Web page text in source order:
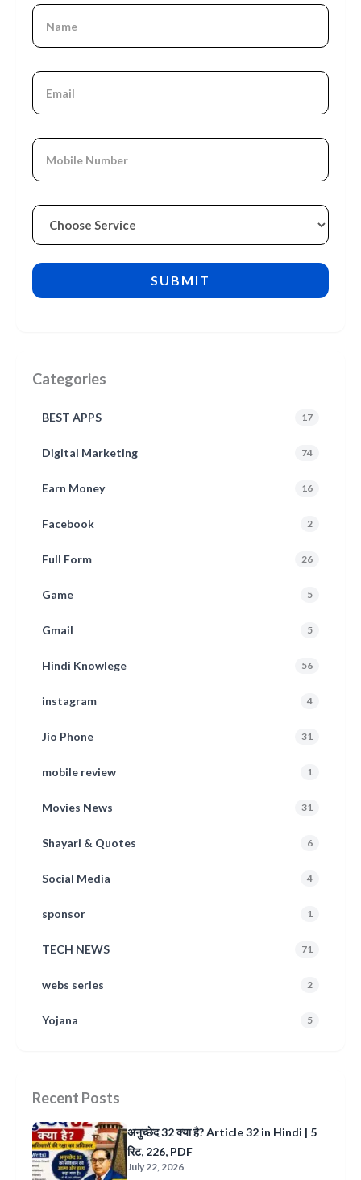
Categories
BEST APPS 17
Digital Marketing 74
Earn Money 16
Facebook 2
Full Form 26
Game 5
Gmail 5
Hindi Knowlege 56
instagram 4
Jio Phone 31
mobile review 1
Movies News 31
Shayari & Quotes 6
Social Media 4
sponsor 1
TECH NEWS 71
webs series 2
Yojana 5
Recent Posts
अनुच्छेद 32 क्या है? Article 32 in Hindi | 5
रिट, 226, PDF
July 22, 2026